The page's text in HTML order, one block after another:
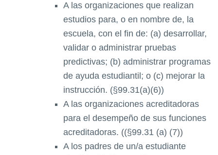
A las organizaciones que realizan
estudios para, o en nombre de, la
escuela, con el fin de: (a) desarrollar,
validar o administrar pruebas
predictivas; (b) administrar programas
de ayuda estudiantil; o (c) mejorar la
instrucción. (§99.31(a)(6))
A las organizaciones acreditadoras
para el desempeño de sus funciones
acreditadoras. ((§99.31 (a) (7))
A los padres de un/a estudiante